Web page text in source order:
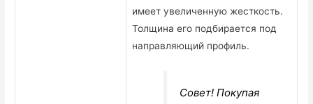
имеет увеличенную жесткость.
Толщина его подбирается под
направляющий профиль.
Совет! Покупая